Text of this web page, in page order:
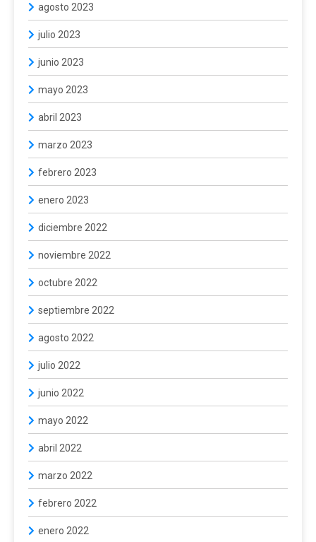
agosto 2023
julio 2023
junio 2023
mayo 2023
abril 2023
marzo 2023
febrero 2023
enero 2023
diciembre 2022
noviembre 2022
octubre 2022
septiembre 2022
agosto 2022
julio 2022
junio 2022
mayo 2022
abril 2022
marzo 2022
febrero 2022
enero 2022